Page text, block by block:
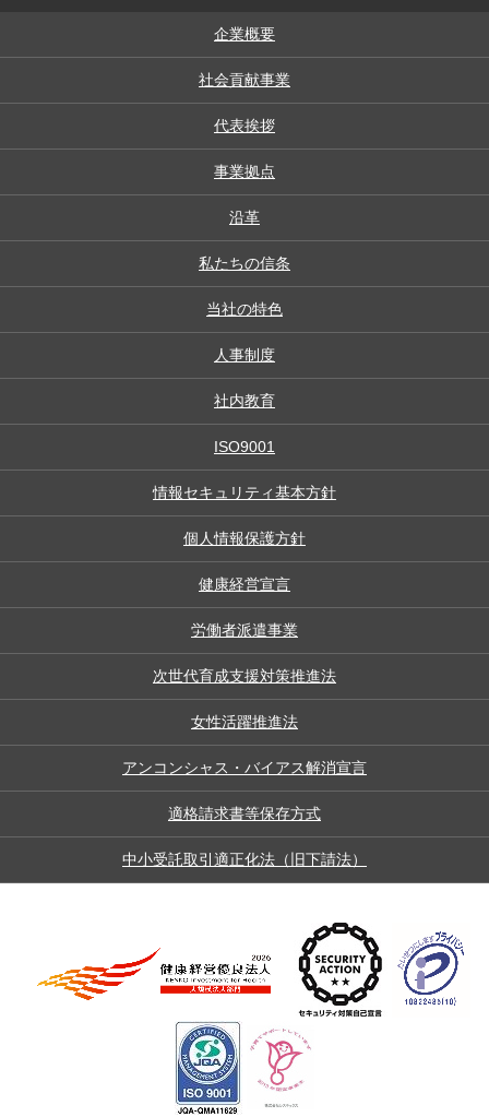
企業概要
社会貢献事業
代表挨拶
事業拠点
沿革
私たちの信条
当社の特色
人事制度
社内教育
ISO9001
情報セキュリティ基本方針
個人情報保護方針
健康経営宣言
労働者派遣事業
次世代育成支援対策推進法
女性活躍推進法
アンコンシャス・バイアス解消宣言
適格請求書等保存方式
中小受託取引適正化法（旧下請法）